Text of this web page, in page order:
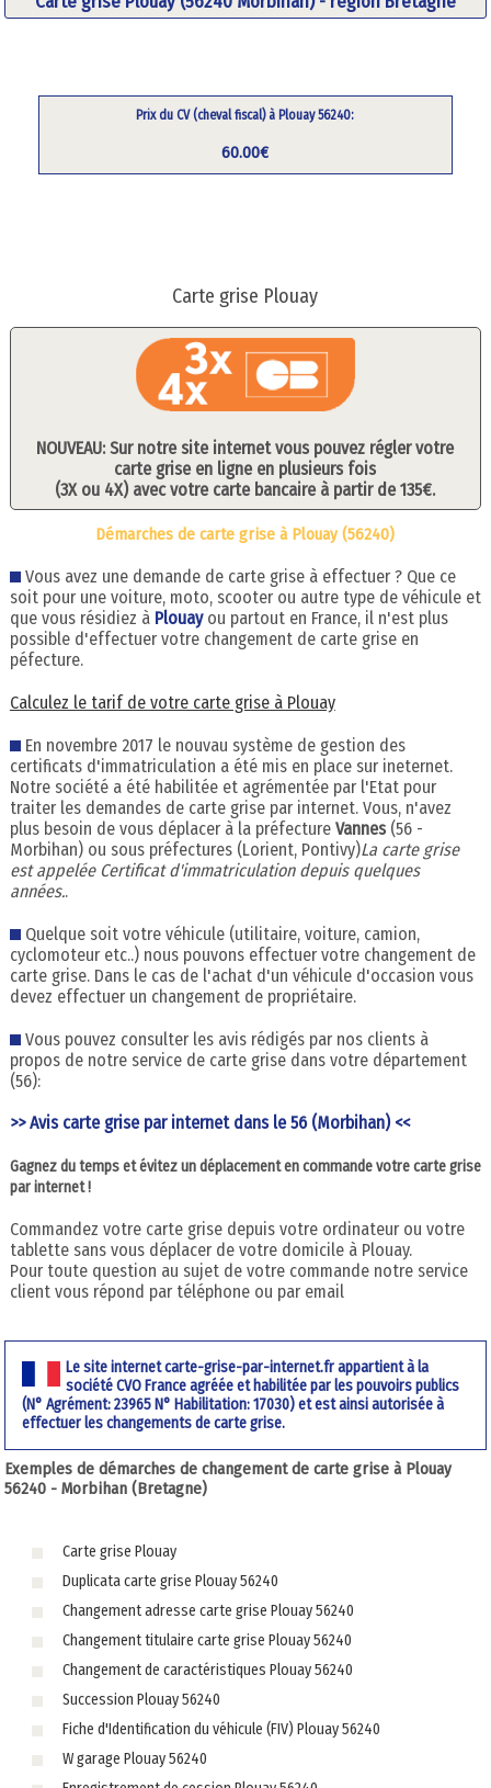
Prix du CV (cheval fiscal) à Plouay 56240:
60.00€
Carte grise Plouay
NOUVEAU: Sur notre site internet vous pouvez régler votre
carte grise en ligne en plusieurs fois
(3X ou 4X) avec votre carte bancaire à partir de 135€.
Démarches de carte grise à Plouay (56240)
Vous avez une demande de carte grise à effectuer ? Que ce
soit pour une voiture, moto, scooter ou autre type de véhicule et
que vous résidiez à Plouay ou partout en France, il n'est plus
possible d'effectuer votre changement de carte grise en
péfecture.
Calculez le tarif de votre carte grise à Plouay
En novembre 2017 le nouvau système de gestion des
certificats d'immatriculation a été mis en place sur ineternet.
Notre société a été habilitée et agrémentée par l'Etat pour
traiter les demandes de carte grise par internet. Vous, n'avez
plus besoin de vous déplacer à la préfecture Vannes(56 -
Morbihan) ou sous préfectures (Lorient, Pontivy)La carte grise
est appelée Certificat d'immatriculation depuis quelques
années..
Quelque soit votre véhicule (utilitaire, voiture, camion,
cyclomoteur etc..) nous pouvons effectuer votre changement de
carte grise. Dans le cas de l'achat d'un véhicule d'occasion vous
devez effectuer un changement de propriétaire.
Vous pouvez consulter les avis rédigés par nos clients à
propos de notre service de carte grise dans votre département
(56):
>> Avis carte grise par internet dans le 56 (Morbihan) <<
Gagnez du temps et évitez un déplacement en commande votre carte grise
par internet !
Commandez votre carte grise depuis votre ordinateur ou votre
tablette sans vous déplacer de votre domicile à Plouay.
Pour toute question au sujet de votre commande notre service
client vous répond par téléphone ou par email
Le site internet carte-grise-par-internet.fr appartient à la
société CVO France agréée et habilitée par les pouvoirs publics
(N° Agrément: 23965 N° Habilitation: 17030) et est ainsi autorisée à
effectuer les changements de carte grise.
Exemples de démarches de changement de carte grise à Plouay
56240 - Morbihan (Bretagne)
Carte grise Plouay
Duplicata carte grise Plouay 56240
Changement adresse carte grise Plouay 56240
Changement titulaire carte grise Plouay 56240
Changement de caractéristiques Plouay 56240
Succession Plouay 56240
Fiche d'Identification du véhicule (FIV) Plouay 56240
W garage Plouay 56240